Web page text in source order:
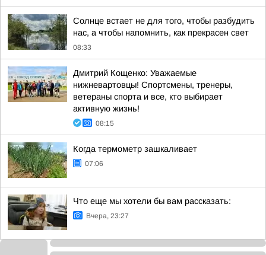
Солнце встает не для того, чтобы разбудить
нас, а чтобы напомнить, как прекрасен свет
08:33
Дмитрий Кощенко: Уважаемые
нижневартовцы! Спортсмены, тренеры,
ветераны спорта и все, кто выбирает
активную жизнь!
08:15
Когда термометр зашкаливает
07:06
Что еще мы хотели бы вам рассказать:
Вчера, 23:27